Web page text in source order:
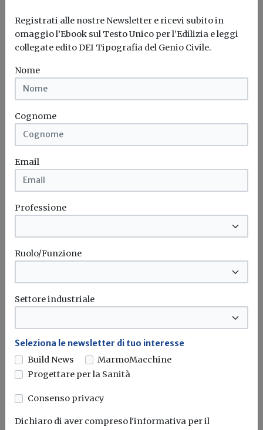
dedicato alla presentazione di esperienze
di successo di sistemi agrivoltaici con
dall'Associazione Italiana Agrivoltaico
Sostenibile AIAS (Verona Fiere, 1°
febbraio 2023, ore 11).
Intelligenza artificiale
Idrogeno verde, una soluzione per
troppo caro
Registrati alle nostre Newsletter e ricevi subito in
omaggio l’Ebook sul Testo Unico per l’Edilizia e leggi
collegate edito DEI Tipografia del Genio Civile.
Nome
Cognome
Email
Professione
Ruolo/Funzione
Settore industriale
Seleziona le newsletter di tuo interesse
Build News
MarmoMacchine
Progettare per la Sanità
Consenso privacy
Dichiaro di aver compreso l'informativa per il